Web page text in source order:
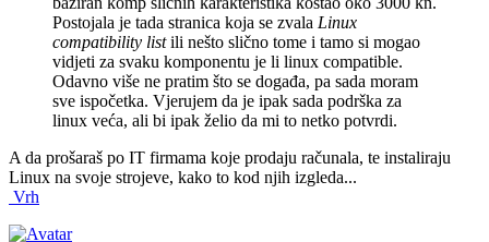
Postojala je tada stranica koja se zvala Linux
compatibility listili nešto slično tome i tamo si mogao
vidjeti za svaku komponentu je li linux compatible.
Odavno više ne pratim što se događa, pa sada moram
sve ispočetka. Vjerujem da je ipak sada podrška za
linux veća, ali bi ipak želio da mi to netko potvrdi.
A da prošaraš po IT firmama koje prodaju računala, te instaliraju
Linux na svoje strojeve, kako to kod njih izgleda...
Vrh